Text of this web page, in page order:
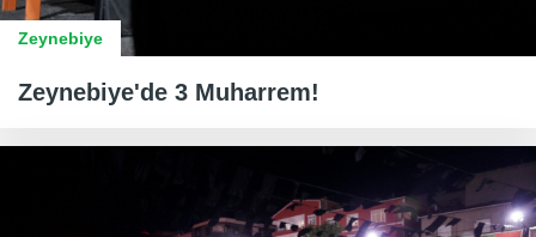
Zeynebiye
Zeynebiye'de 3 Muharrem!